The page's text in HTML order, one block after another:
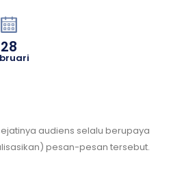
28
audiens selalu berupaya
pesan-pesan tersebut.